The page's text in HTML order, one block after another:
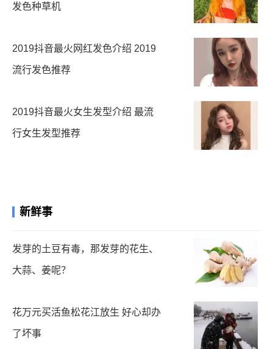
发色种草机
2019抖音最火网红发色介绍 2019
流行发色推荐
2019抖音最火女生发型介绍 最流
行女生发型推荐
新鲜事
发芽的土豆有毒，那发芽的花生、
大蒜、姜呢？
花万元买活鱼松花江放生 好心却办
了坏事